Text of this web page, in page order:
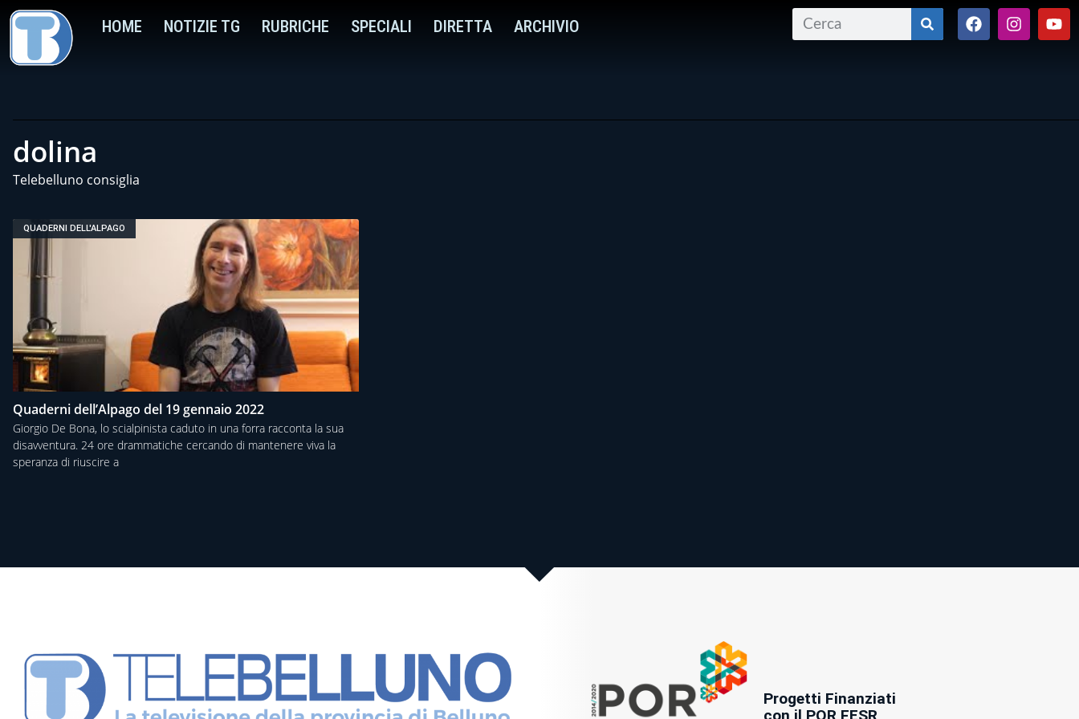
HOME NOTIZIE TG RUBRICHE SPECIALI DIRETTA ARCHIVIO
dolina
Telebelluno consiglia
QUADERNI DELL'ALPAGO
Quaderni dell’Alpago del 19 gennaio 2022
Giorgio De Bona, lo scialpinista caduto in una forra racconta la sua
disavventura. 24 ore drammatiche cercando di mantenere viva la
speranza di riuscire a
Progetti Finanziati
con il POR FESR